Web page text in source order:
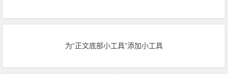
为“正文底部小工具”添加小工具